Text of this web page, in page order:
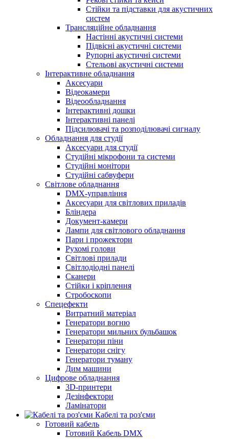
Стійки та підставки для акустичних
систем
Трансляційне обладнання
Настінні акустичні системи
Підвісні акустичні системи
Рупорні акустичні системи
Стельові акустичні системи
Інтерактивне обладнання
Аксесуари
Відеокамери
Відеообладнання
Інтерактивні дошки
Інтерактивні панелі
Підсилювачі та розподілювачі сигналу
Обладнання для студії
Аксесуари для студії
Студійні мікрофони та системи
Студійні монітори
Студійні сабвуфери
Світлове обладнання
DMX-управління
Аксесуари для світлових приладів
Бліндера
Документ-камери
Лампи для світлового обладнання
Пари і прожектори
Рухомі голови
Світлові прилади
Світлодіодні панелі
Сканери
Стійки і кріплення
Стробоскопи
Спецефекти
Витратний матеріал
Генератори вогню
Генератори мильних бульбашок
Генератори піни
Генератори снігу
Генератори туману
Дим машини
Цифрове обладнання
3D-принтери
Дезінфектори
Ламінатори
Кабелі та роз'єми
Готовий кабель
Готовий Кабель DMX